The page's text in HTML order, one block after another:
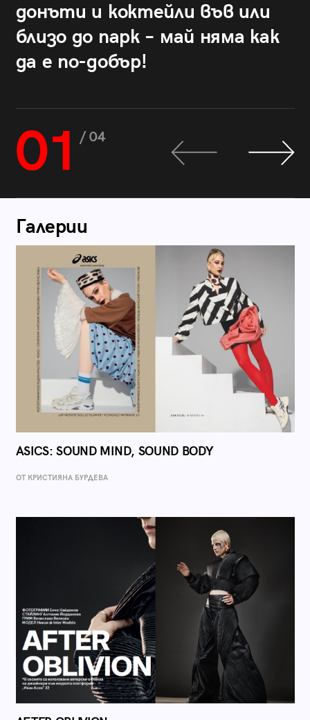
донъти и коктейли във или
близо до парк – май няма как
да е по-добър!
01 / 04
Галерии
ASICS: SOUND MIND, SOUND BODY
ОТ КРИСТИЯНА БУРДЕВА